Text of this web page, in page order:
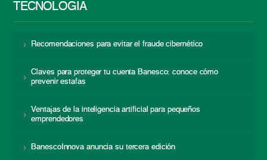
TECNOLOGÍA
Recomendaciones para evitar el fraude cibernético
Claves para proteger tu cuenta Banesco: conoce cómo
prevenir estafas
Ventajas de la inteligencia artificial para pequeños
emprendedores
BanescoInnova anuncia su tercera edición